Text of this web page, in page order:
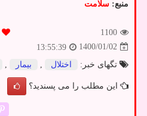
منبع: سلامت
1100
1400/01/02
13:55:39
تگهای خبر:
اختلال بیمار
این مطلب را می پسندید؟